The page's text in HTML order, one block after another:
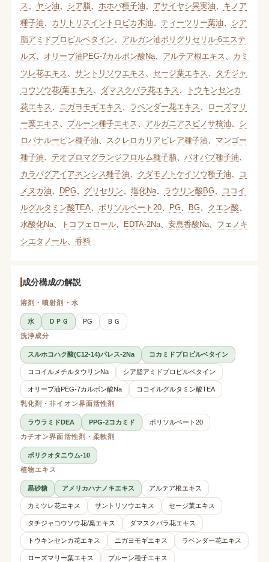
ス
ヤシ油 シア脂、 ホホバ種子油 アサイヤシ果実油
キノア
種子油
カリトリスイントロピカ木油 ティーツリー葉油
シア
脂アミドプロピルベタイン
アルガン油ポリグリセリル-6エステ
ルズ、 オリーブ油PEG-7カルボン酸Na、 アルテア根エキス
カミ
ツレ花エキス
サントリソウエキス セージ葉エキス
タチジャ
コウソウ花/葉エキス
ダマスクバラ花エキス
トウキンセンカ
花エキス
ニガヨモギエキス ラベンダー花エキス
ローズマリ
ー葉エキス
プルーン種子エキス アルガニアスピノサ核油
シ
ロバナルーピン種子油
スクレロカリアビレア種子油
マンゴー
種子油
テオブロマグランジフロルム種子脂、 バオバブ種子油
カラパグアイアネンシス種子油
クダモノトケイソウ種子油
コ
メヌカ油
DPG、 グリセリン 塩化Na、 ラウリン酸BG、
ココイ
ルグルタミン酸TEA
ポリソルベート20、 PG、 BG、 クエン酸
水酸化Na、 トコフェロール、 EDTA-2Na、 安息香酸Na、 フェノキ
シエタノール、 香料
成分構成の解説
溶剤・噴射剤・水
水 ＤＰＧ PG
ＢＧ
洗浄成分
スルホコハク酸(C12-14)パレス-2Na コカミドプロピルベタイン
ココイルメチルタウリンNa シア脂アミドプロピルベタイン
オリーブ油PEG-7カルボン酸Na
ココイルグルタミン酸TEA
乳化剤・非イオン界面活性剤
ラウラミドDEA PPG-2コカミド
ポリソルベート20
カチオン界面活性剤・柔軟剤
ポリクオタニウム-10
植物エキス
黒砂糖 アメリカハナノキエキス アルテア根エキス
カミツレ花エキス サントリソウエキス セージ葉エキス
タチジャコウソウ花/葉エキス ダマスクバラ花エキス
トウキンセンカ花エキス ニガヨモギエキス ラベンダー花エキス
ローズマリー葉エキス
プルーン種子エキス